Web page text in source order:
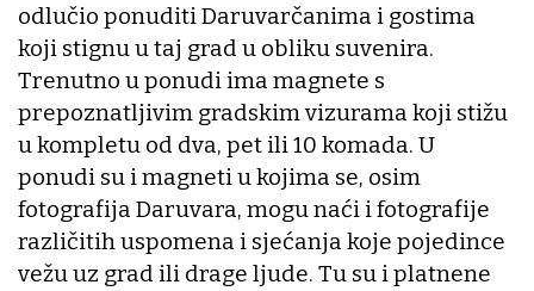
odlučio ponuditi Daruvarčanima i gostima
koji stignu u taj grad u obliku suvenira.
Trenutno u ponudi ima magnete s
prepoznatljivim gradskim vizurama koji stižu
u kompletu od dva, pet ili 10 komada. U
ponudi su i magneti u kojima se, osim
fotografija Daruvara, mogu naći i fotografije
različitih uspomena i sjećanja koje pojedince
vežu uz grad ili drage ljude. Tu su i platnene